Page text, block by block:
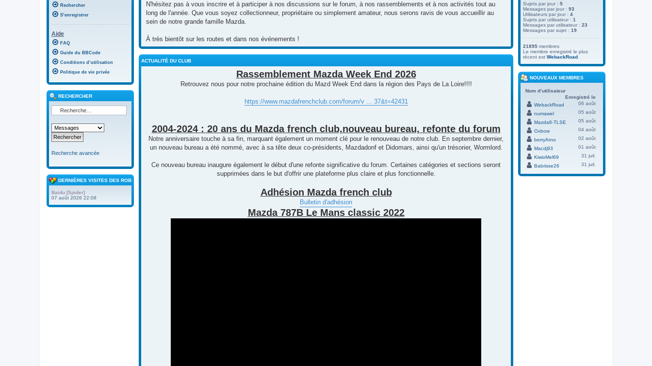
N'hésitez pas à vous inscrire et à participer à nos discussions sur le forum, à nos rassemblements et à nos activités tout au
long de l'année. Que vous soyez collectionneur, propriétaire ou simplement amateur, nous serons ravis de vous accueillir au
sein de notre grande famille Mazda.
À très bientôt sur les routes et dans nos événements !
ACTUALITÉ DU CLUB
Rassemblement Mazda Week End 2026
Retrouvez nous pour notre prochaine édition du Mazd Week End dans la région des Pays de La Loire!!!!
https://www.mazdafrenchclub.com/forum/v ... 37&t=42431
2004-2024 : 20 ans du Mazda french club,nouveau bureau, refonte du forum
Notre anniversaire touche à sa fin, marquant également un moment clé pour le renouveau de notre club. En septembre dernier,
un nouveau bureau a été nommé, avec à sa tête deux co-présidents, Mazdadonf et Didomars, ainsi qu'un trésorier, Wormlord.
Ce nouveau bureau inaugure également le début d'une refonte significative du forum. Certaines catégories et sections seront
supprimées dans le but d'offrir une plateforme plus claire et plus fonctionnelle.
Adhésion Mazda french club
Bulletin d'adhésion
Mazda 787B Le Mans classic 2022
Rechercher
S’enregistrer
Aide
FAQ
Guide du BBCode
Conditions d’utilisation
Politique de vie privée
RECHERCHER
Recherche avancée
DERNIÈRES VISITES DES ROBOTS
Baidu [Spider]
07 août 2026 22:08
Sujets par jour : 5
Messages par jour : 93
Utilisateurs par jour : 4
Sujets par utilisateur : 1
Messages par utilisateur : 23
Messages par sujet : 19
21895 membres
Le membre enregistré le plus
récent est WebackRoad
NOUVEAUX MEMBRES
Nom d’utilisateur
Enregistré le
WebackRoad
06 août
numawel
05 août
Mazda6-TLSE
05 août
Oxbow
04 août
berryArno
02 août
Macdj93
01 août
KiwixMel69
31 juil.
Babrisse26
31 juil.